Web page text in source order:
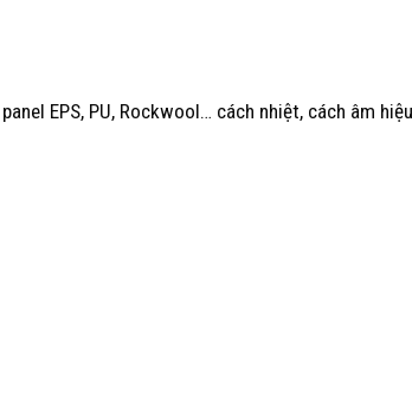
EPS, PU, Rockwool… cách nhiệt, cách âm hiệu